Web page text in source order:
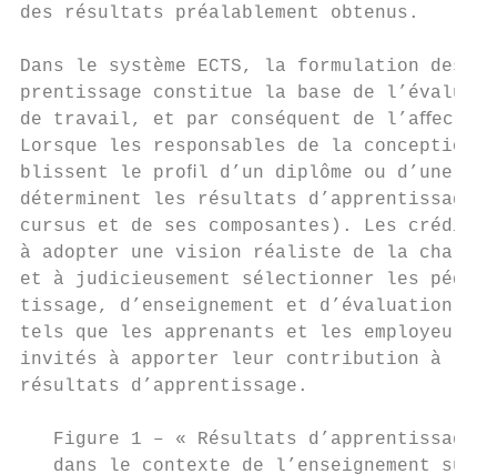
des résultats préalablement obtenus.
Dans le système ECTS, la formulation
prentissage constitue la base de
de travail, et par conséquent de
Lorsque les responsables de la
blissent le proﬁl d’un diplôme ou d’une
déterminent les résultats
cursus et de ses composantes). Les
à adopter une vision réaliste de la charge
et à judicieusement sélectionner les
tissage, d’enseignement et
tels que les apprenants et les
invités à apporter leur contribution à
résultats d’apprentissage.
Figure 1 – « Résultats d’apprentissage
dans le contexte de l’enseignement